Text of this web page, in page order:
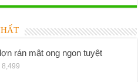
rán mật ong ngon tuyệt
8,499